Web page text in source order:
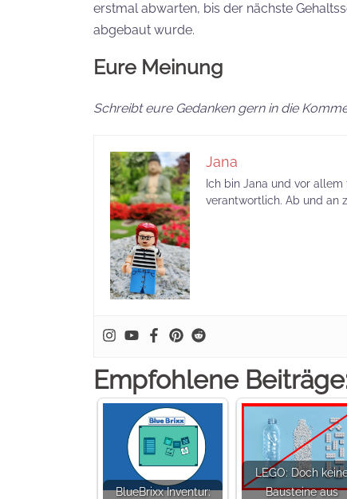
erstmal abwarten, bis der nächste
abgebaut wurde.
Eure Meinung
Schreibt eure Gedanken gern in die
Jana
Ich bin Jana und vor
verantwortlich. Ab und an
Empfohlene
BlueBrixx Inventur:
LEGO: Doch
Bausteine aus